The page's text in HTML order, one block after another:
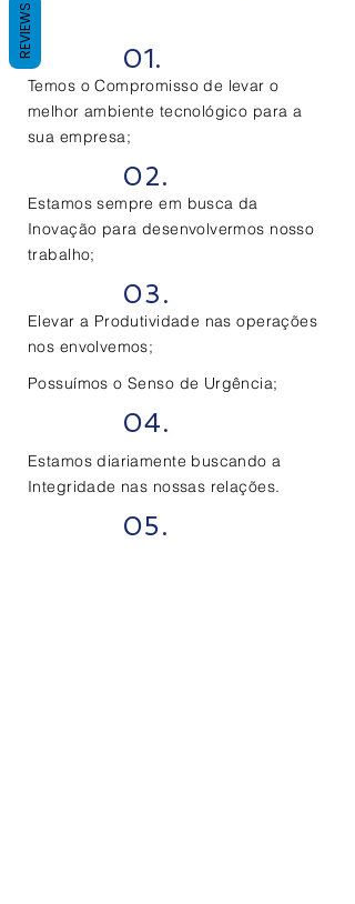
01.
Temos o Compromisso de levar o
melhor ambiente tecnológico para a
sua empresa;
02.
Estamos sempre em busca da
Inovação para desenvolvermos nosso
trabalho;
03.
Elevar a Produtividade nas operações
nos envolvemos;
Possuímos o Senso de Urgência;
04.
Estamos diariamente buscando a
Integridade nas nossas relações.
05.
REVIEWS